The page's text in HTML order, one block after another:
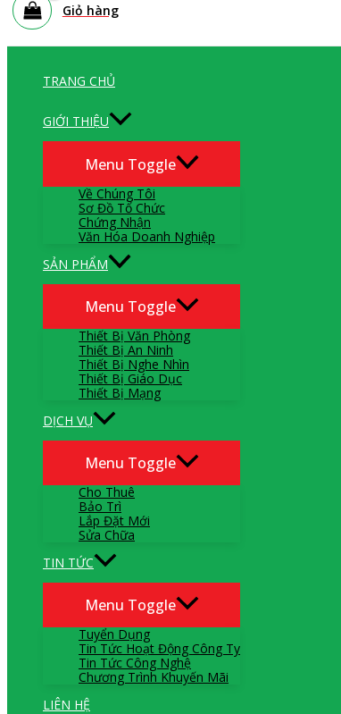
Giỏ hàng
TRANG CHỦ
GIỚI THIỆU
Menu Toggle
Về Chúng Tôi
Sơ Đồ Tổ Chức
Chứng Nhận
Văn Hóa Doanh Nghiệp
SẢN PHẨM
Menu Toggle
Thiết Bị Văn Phòng
Thiết Bị An Ninh
Thiết Bị Nghe Nhìn
Thiết Bị Giáo Dục
Thiết Bị Mạng
DỊCH VỤ
Menu Toggle
Cho Thuê
Bảo Trì
Lắp Đặt Mới
Sửa Chữa
TIN TỨC
Menu Toggle
Tuyển Dụng
Tin Tức Hoạt Động Công Ty
Tin Tức Công Nghệ
Chương Trình Khuyến Mãi
LIÊN HỆ